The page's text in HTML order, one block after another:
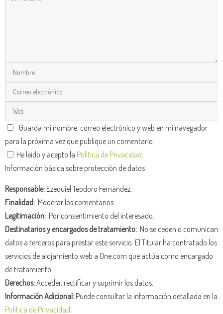
Guarda mi nombre, correo electrónico y web en mi navegador
para la próxima vez que publique un comentario.
He leído y acepto la Política de Privacidad
Información básica sobre protección de datos
Responsable:Ezequiel Teodoro Fernández.
Finalidad: Moderar los comentarios.
Legitimación: Por consentimiento del interesado.
Destinatarios y encargados de tratamiento: No se ceden o comunican
datos a terceros para prestar este servicio. El Titular ha contratado los
servicios de alojamiento web a One.com que actúa como encargado
de tratamiento.
Derechos:Acceder, rectificar y suprimir los datos.
Información Adicional:Puede consultar la información detallada en la
Política de Privacidad